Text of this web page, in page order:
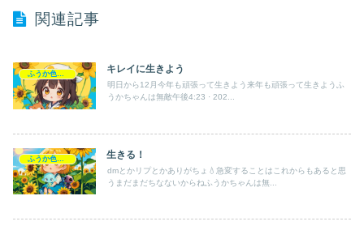
関連記事
キレイに生きよう
明日から12月今年も頑張って生きよう来年も頑張って生きようふ
うかちゃんは無敵午後4:23 · 202...
ふうか色々語録 生きる！
dmとかリプとかありがちょ💧急変することはこれからもあると思
うまだまだちなないからねふうかちゃんは無...